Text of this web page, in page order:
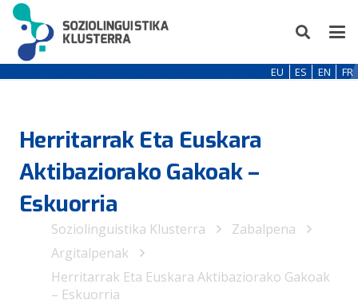
EU ES EN FR
Herritarrak Eta Euskara
Aktibaziorako Gakoak –
Eskuorria
Soziolinguistika Klusterra
Zabalpena
Argitalpenak
Herritarrak Eta Euskara Aktibaziorako Gakoak
– Eskuorria